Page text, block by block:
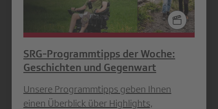
SRG-Programmtipps der Woche:
Geschichten und Gegenwart
Unsere Programmtipps geben Ihnen
einen Überblick über Highlights,